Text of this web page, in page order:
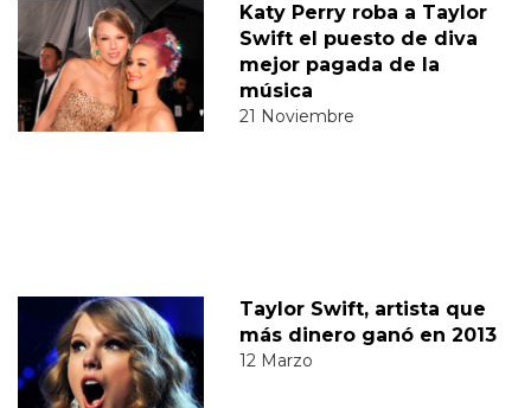
Katy Perry roba a Taylor
Swift el puesto de diva
mejor pagada de la
música
21 Noviembre
Taylor Swift, artista que
más dinero ganó en 2013
12 Marzo